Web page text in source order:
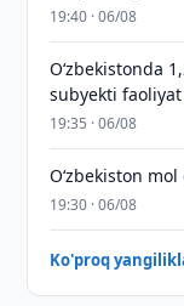
19:40 · 06/08
O‘zbekistonda
subyekti
19:35 · 06/08
O‘zbekiston
19:30 · 06/08
Ko'proq